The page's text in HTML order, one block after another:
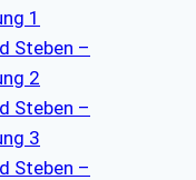
1
Steben –
2
Steben –
3
Steben –